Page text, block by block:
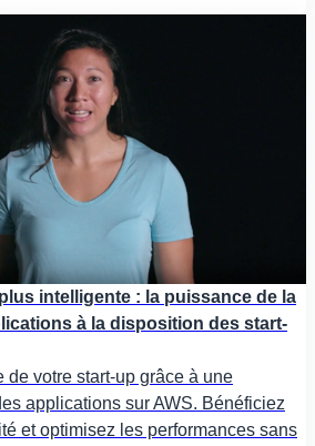
intelligente : la puissance de la
à la disposition des start-
de votre start-up grâce à une
applications sur AWS. Bénéficiez
et optimisez les performances sans